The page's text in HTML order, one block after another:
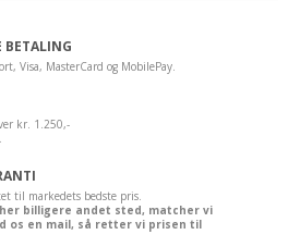
BETALING
Visa, MasterCard og MobilePay.
kr. 1.250,-
til markedets bedste pris.
billigere andet sted, matcher vi
os en mail, så retter vi prisen til